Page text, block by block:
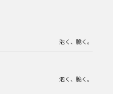
泡く、脆く。
泡く、脆く。